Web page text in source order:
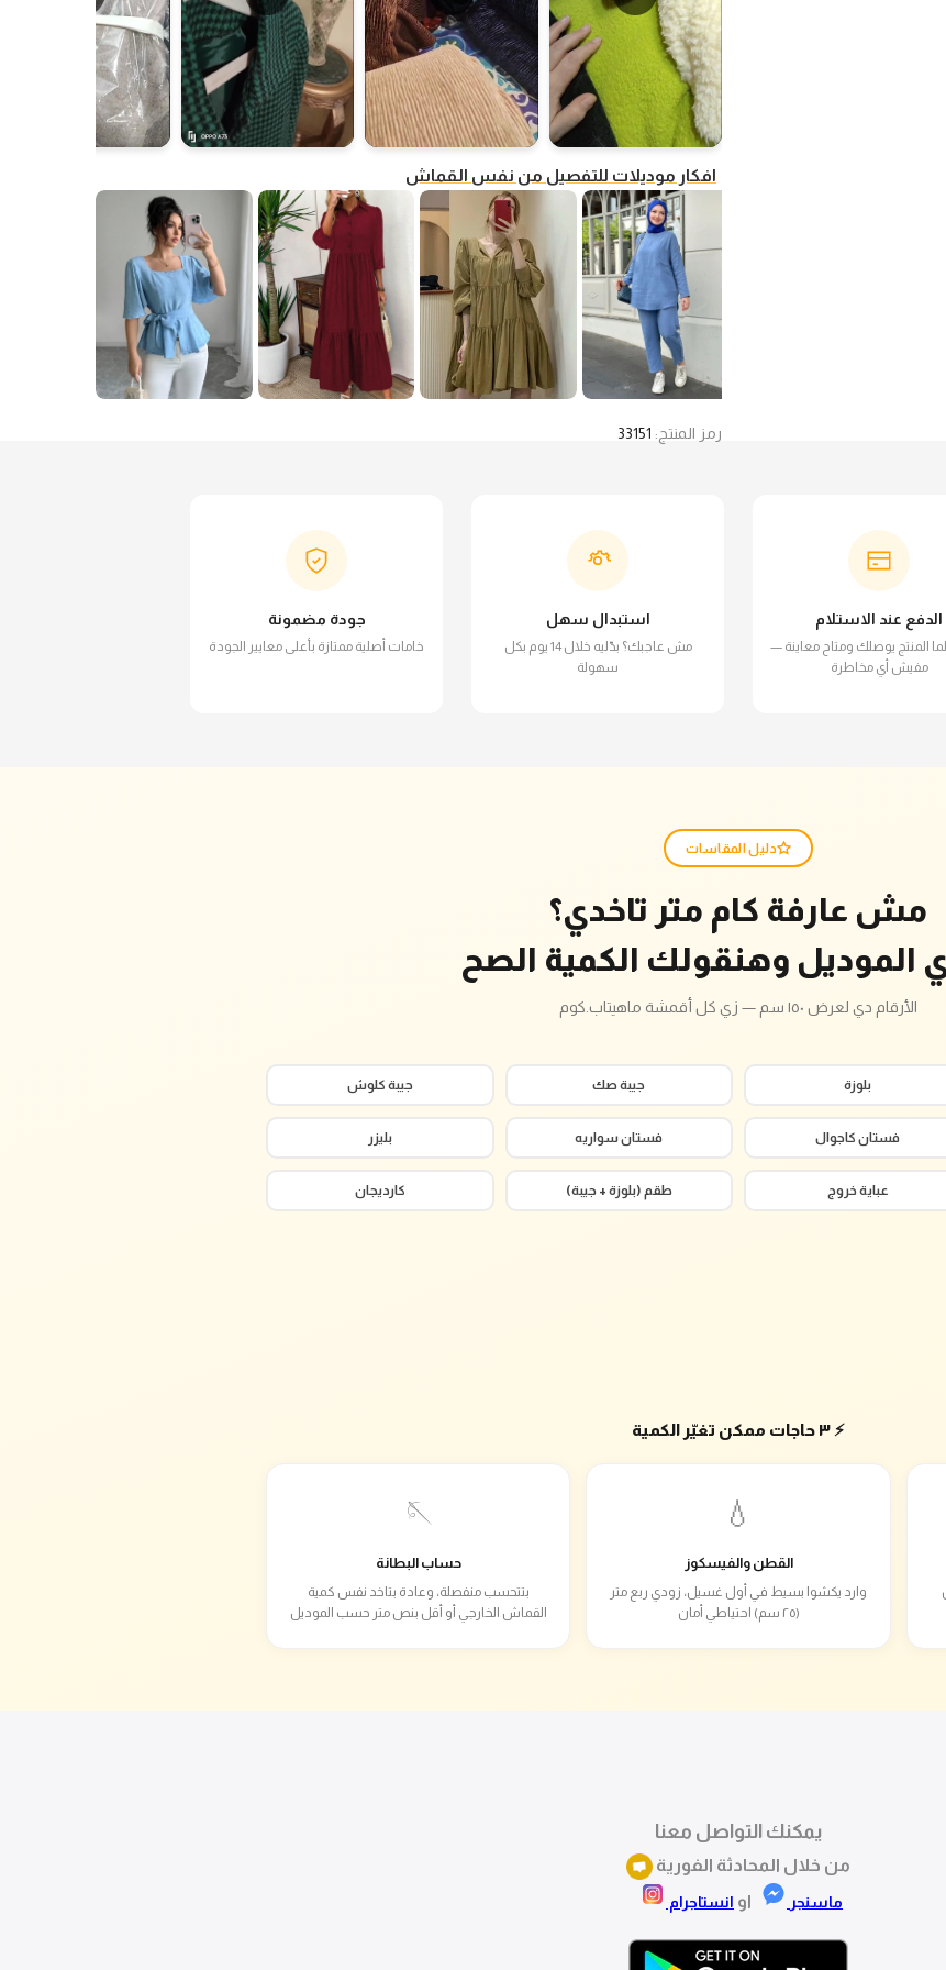
افكار موديلات للتفصيل من نفس القماش
رمز المنتج: 33151
الدفع عند الاستلام
المنتج يوصلك ومتاح معاينة —
مفيش أي مخاطرة
استبدال سهل
مش عاجبك؟ بدّليه خلال 14 يوم بكل
سهولة
جودة مضمونة
خامات أصلية ممتازة بأعلى معايير الجودة
دليل المقاسات
مش عارفة كام متر تاخدي؟
الموديل وهنقولك الكمية الصح
الأرقام دي لعرض ١٥٠ سم — زي كل أقمشة ماهيتاب.كوم
بلوزة جيبة صك جيبة كلوش
فستان كاجوال فستان سواريه بليزر
عباية خروج طقم (بلوزة + جيبة) كارديجان
⚡ ٣ حاجات ممكن تغيّر الكمية
💧
القطن والفيسكوز
وارد يكشوا بسيط في أول غسيل، زودي ربع متر
(٢٥ سم) احتياطي أمان
🪡
حساب البطانة
بتتحسب منفصلة، وعادة بتاخد نفس كمية
القماش الخارجي أو أقل بنص متر حسب الموديل
يمكنك التواصل معنا
من خلال المحادثة الفورية
ماسنجر او انستاجرام